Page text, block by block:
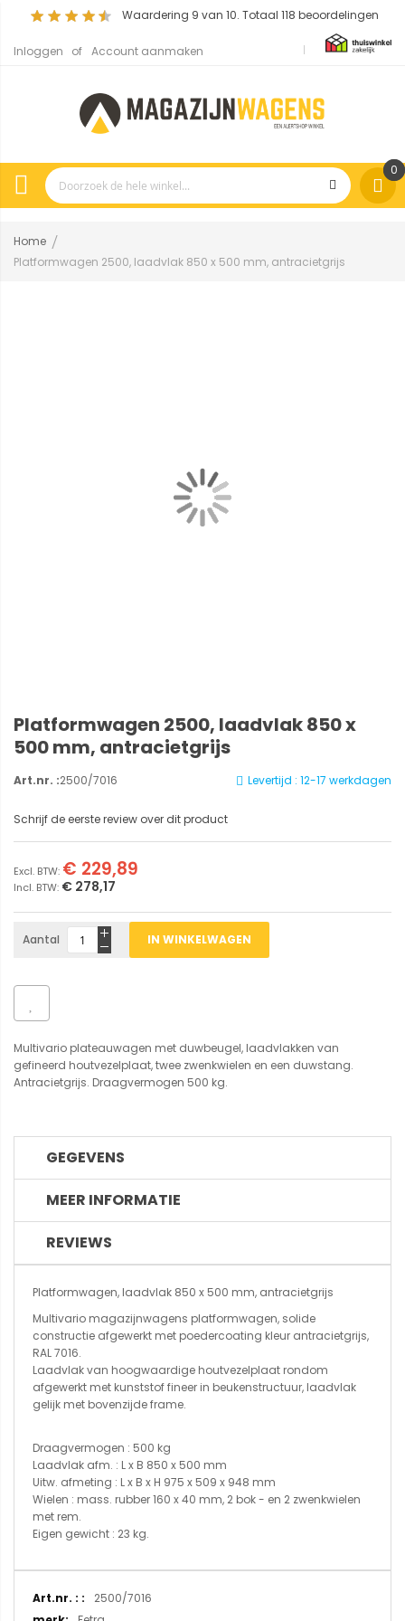
Waardering 9 van 10. Totaal 118 beoordelingen
Inloggen Account aanmaken
0
Home
Platformwagen 2500, laadvlak 850 x 500 mm, antracietgrijs
Platformwagen 2500, laadvlak 850 x
500 mm, antracietgrijs
Levertijd : 12-17 werkdagen
Art.nr. :2500/7016
Schrijf de eerste review over dit product
€ 278,17
€ 229,89
Aantal IN WINKELWAGEN
Multivario plateauwagen met duwbeugel, laadvlakken van
gefineerd houtvezelplaat, twee zwenkwielen en een duwstang.
Antracietgrijs. Draagvermogen 500 kg.
GEGEVENS
MEER INFORMATIE
REVIEWS
Platformwagen, laadvlak 850 x 500 mm, antracietgrijs
Multivario magazijnwagens platformwagen, solide
constructie afgewerkt met poedercoating kleur antracietgrijs,
RAL 7016.
Laadvlak van hoogwaardige houtvezelplaat rondom
afgewerkt met kunststof fineer in beukenstructuur, laadvlak
gelijk met bovenzijde frame.
Draagvermogen : 500 kg
Laadvlak afm. : L x B 850 x 500 mm
Uitw. afmeting : L x B x H 975 x 509 x 948 mm
Wielen : mass. rubber 160 x 40 mm, 2 bok - en 2 zwenkwielen
met rem.
Eigen gewicht : 23 kg.
Meer
informatie
2500/7016